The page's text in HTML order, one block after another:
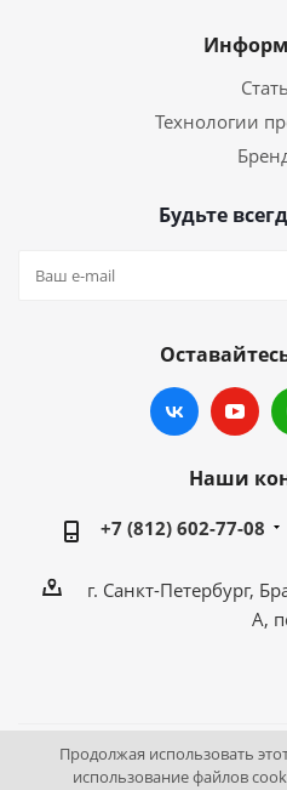
Технологии
Будьте
Наши
+7 (812) 602-77-08
г. Санкт-Петербург,
А,
2009 - 2026 ©
Продолжая использовать
использование файлов